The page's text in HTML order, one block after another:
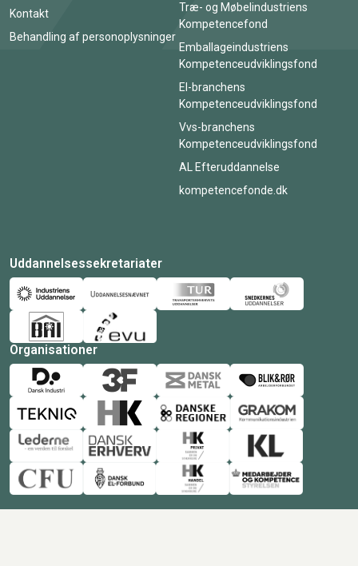
Kontakt
Behandling af personoplysninger
Træ- og Møbelindustriens
Kompetencefond
Emballageindustriens
Kompetenceudviklingsfond
El-branchens
Kompetenceudviklingsfond
Vvs-branchens
Kompetenceudviklingsfond
AL Efteruddannelse
kompetencefonde.dk
Uddannelsessekretariater
Organisationer